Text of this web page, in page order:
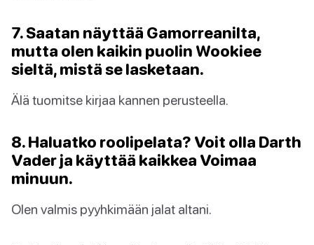
7. Saatan näyttää Gamorreanilta,
mutta olen kaikin puolin Wookiee
sieltä, mistä se lasketaan.
Älä tuomitse kirjaa kannen perusteella.
8. Haluatko roolipelata? Voit olla Darth
Vader ja käyttää kaikkea Voimaa
minuun.
Olen valmis pyyhkimään jalat altani.